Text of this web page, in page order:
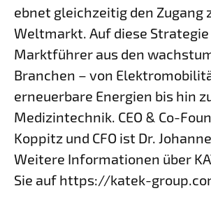
ebnet gleichzeitig den Zugang
Weltmarkt. Auf diese
Marktführer aus den
Branchen – von
erneuerbare Energien bis hin
Medizintechnik. CEO & Co-
Koppitz und CFO ist Dr.
Weitere Informationen über
Sie auf https://katek-